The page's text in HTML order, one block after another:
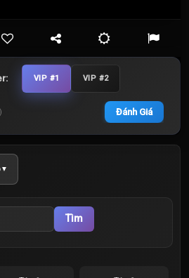
VIP #1 VIP #2
Đánh Giá
▼
Tìm